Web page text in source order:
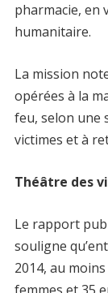
pharmacie, en
humanitaire.
La mission
opérées à la
feu, selon une
victimes et à
Théâtre des
Le rapport
souligne
2014, au